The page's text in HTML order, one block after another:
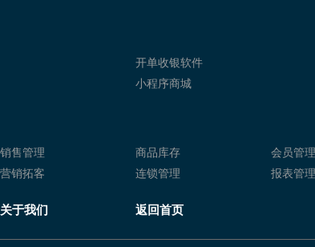
管理系统 服装连锁经营软件
销售管理系统 服装店管理系统服装进销存软件 服装管理系统
软件 服装进销存系统 服装进销存软 服装进销存管理系
软件 服装行业管理软件
统 服装库存管理软件 服装进销存软件 服装零售管理软
开单收银软件
小程序商城
销售管理 商品库存
会员管理
营销拓客 连锁管理 报表管理
关于我们 返回首页